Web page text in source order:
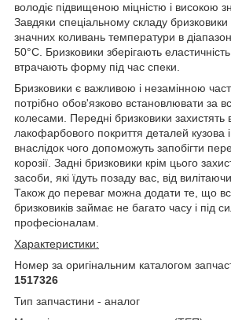
володіє підвищеною міцністю і високою
Завдяки спеціальному складу бризковики
значних коливань температури в
50°С. Бризковики зберігають
втрачають форму під час спеки.
Бризковики є важливою і незамінною
потрібно обов'язково встановлювати за
колесами. Передні бризковики захистять
лакофарбового покриття деталей кузова
внаслідок чого допоможуть запобігти
корозії. Задні бризковики крім цього
засоби, які їдуть позаду вас, від
Також до переваг можна додати те, що
бризковиків займає не багато часу і під
професіоналам.
Характеристики:
Номер за оригінальним каталогом
1517326
Тип запчастини - аналог